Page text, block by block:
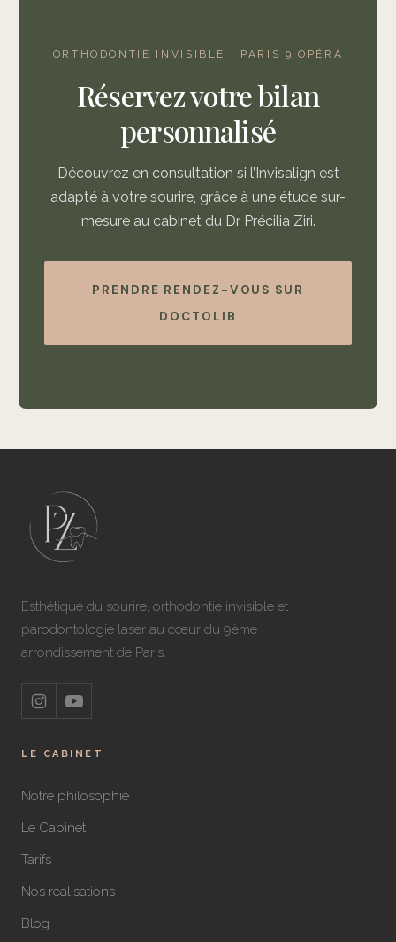
ORTHODONTIE INVISIBLE · PARIS 9 OPÉRA
Réservez votre bilan
personnalisé
Découvrez en consultation si l’Invisalign est
adapté à votre sourire, grâce à une étude sur-
mesure au cabinet du Dr Précilia Ziri.
PRENDRE RENDEZ-VOUS SUR
DOCTOLIB
Esthétique du sourire, orthodontie invisible et
parodontologie laser au cœur du 9ème
arrondissement de Paris.
LE CABINET
Notre philosophie
Le Cabinet
Tarifs
Nos réalisations
Blog